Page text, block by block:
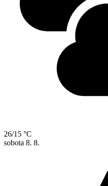
26/15 °C
sobota 8. 8.